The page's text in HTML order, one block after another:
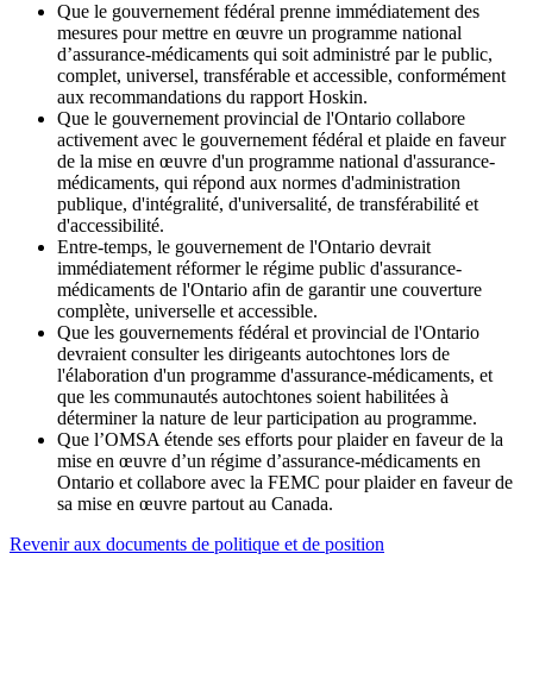
Que le gouvernement fédéral prenne immédiatement des
mesures pour mettre en œuvre un programme national
d’assurance-médicaments qui soit administré par le public,
complet, universel, transférable et accessible, conformément
aux recommandations du rapport Hoskin.
Que le gouvernement provincial de l'Ontario collabore
activement avec le gouvernement fédéral et plaide en faveur
de la mise en œuvre d'un programme national d'assurance-
médicaments, qui répond aux normes d'administration
publique, d'intégralité, d'universalité, de transférabilité et
d'accessibilité.
Entre-temps, le gouvernement de l'Ontario devrait
immédiatement réformer le régime public d'assurance-
médicaments de l'Ontario afin de garantir une couverture
complète, universelle et accessible.
Que les gouvernements fédéral et provincial de l'Ontario
devraient consulter les dirigeants autochtones lors de
l'élaboration d'un programme d'assurance-médicaments, et
que les communautés autochtones soient habilitées à
déterminer la nature de leur participation au programme.
Que l’OMSA étende ses efforts pour plaider en faveur de la
mise en œuvre d’un régime d’assurance-médicaments en
Ontario et collabore avec la FEMC pour plaider en faveur de
sa mise en œuvre partout au Canada.
Revenir aux documents de politique et de position